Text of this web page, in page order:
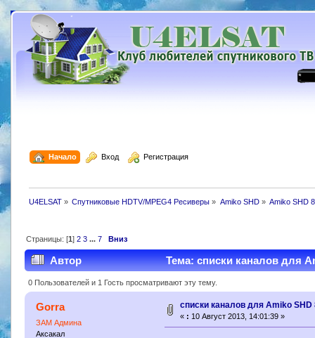
Начало Вход Регистрация
U4ELSAT» Спутниковые HDTV/MPEG4 Ресиверы » Amiko SHD» Amiko SHD
Страницы: [1] 2 3 ... 7 Вниз
Автор Тема: списки каналов для
0 Пользователей и 1 Гость просматривают эту тему.
Gorra
ЗАМ Админа
Аксакал
списки каналов для Amiko SHD
« : 10 Август 2013, 14:01:39 »